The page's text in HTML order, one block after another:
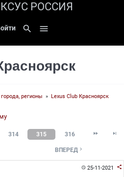
РОССИЯ
search 
регионы » Lexus Club Красноярск
314 315 316  
ВПЕРЕД 
25-11-2021 